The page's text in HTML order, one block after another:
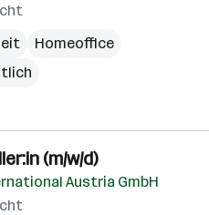
Homeoffice
(m/w/d)
Austria GmbH